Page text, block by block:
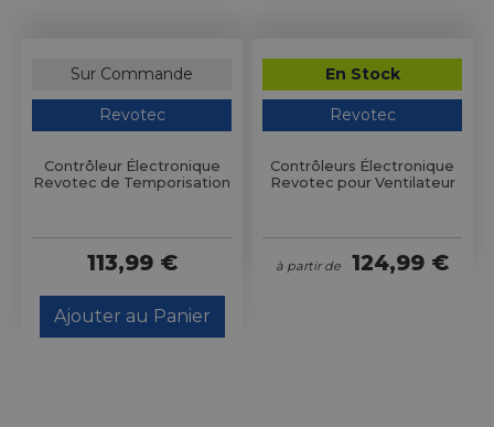
Sur Commande
Revotec
Contrôleur Électronique
Revotec de Temporisation
113,99 €
Ajouter au Panier
En Stock
Revotec
Contrôleurs Électronique
Revotec pour Ventilateur
à partir de 124,99 €